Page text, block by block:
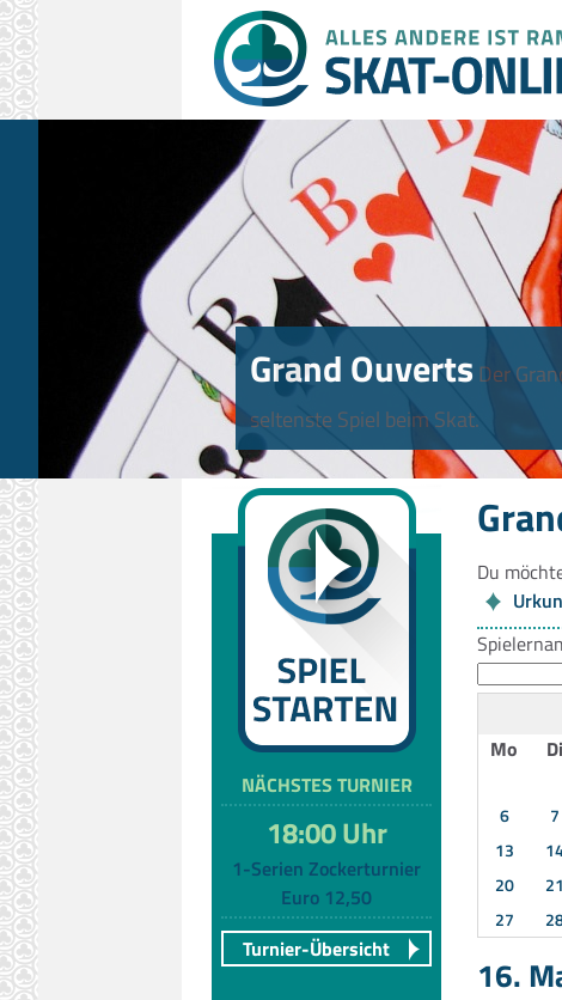
Grand Ouverts Der
seltenste Spiel beim Skat.
NÄCHSTES TURNIER
18:00 Uhr
1-Serien Zockerturnier
Euro 12,50
Turnier-Übersicht
Du
Mo
Di
6
7
13
20
21
27
16.